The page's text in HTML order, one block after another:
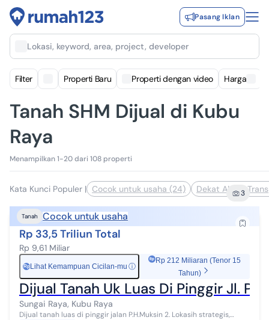
Pasang Iklan
Lokasi, keyword, area, project, developer
Filter Properti Baru Properti dengan video Harga
Tanah SHM Dijual di Kubu
Raya
Menampilkan 1-20 dari 108 properti
Kata Kunci Populer | Cocok untuk usaha (24) Dekat Akses
3
Tanah Cocok untuk usaha
Rp 33,5 Triliun Total
Rp 9,61 Miliar
Rp Lihat Kemampuan Cicilan-mu ⓘ
Rp 212 Miliaran (Tenor 15
Tahun)
Dijual Tanah Uk Luas Di Pinggir Jl. P.
Sungai Raya, Kubu Raya
Dijual tanah luas di pinggir jalan P.H.Muksin 2. Lokasih strategis,